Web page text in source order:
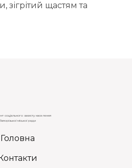
щастям та
соціального захисту населення
Запорізької міської ради
Головна